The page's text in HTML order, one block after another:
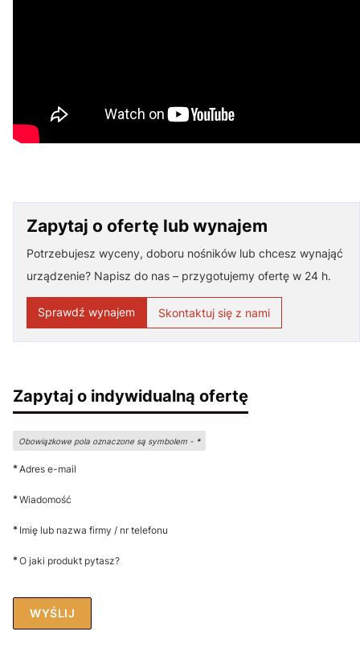
Zapytaj o ofertę lub wynajem
Potrzebujesz wyceny, doboru nośników lub chcesz wynająć
urządzenie? Napisz do nas – przygotujemy ofertę w 24 h.
Sprawdź wynajem Skontaktuj się z nami
Zapytaj o indywidualną ofertę
Obowiązkowe pola oznaczone są symbolem - *
*Adres e-mail
*Wiadomość
* Imię lub nazwa firmy / nr telefonu
*O jaki produkt pytasz?
WYŚLIJ